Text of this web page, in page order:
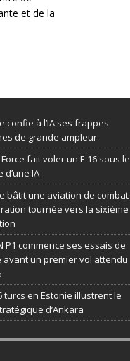
et de la
confie à l’IA ses frappes
de grande ampleur
Force fait voler un F-16 sous le
d’une IA
bâtit une aviation de combat
tournée vers la sixième
P1 commence ses essais de
avant un premier vol attendu
turcs en Estonie illustrent le
d’Ankara